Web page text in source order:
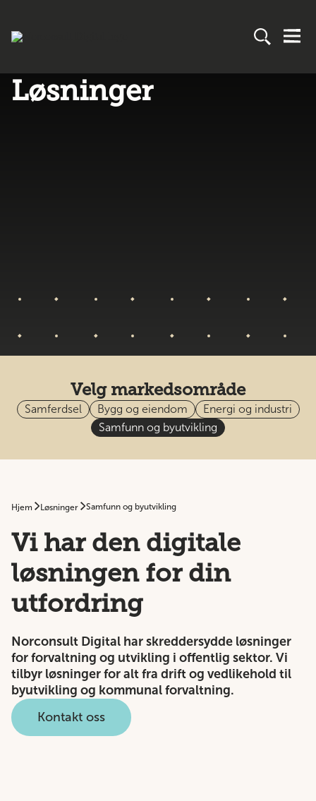
Løsninger
Velg markedsområde
Samferdsel Bygg og eiendom
Energi og industri
Samfunn og byutvikling
Hjem Løsninger Samfunn og byutvikling
Vi har den digitale
løsningen for din
utfordring
Norconsult Digital har skreddersydde løsninger
for forvaltning og utvikling i offentlig sektor. Vi
tilbyr løsninger for alt fra drift og vedlikehold til
byutvikling og kommunal forvaltning.
Kontakt oss